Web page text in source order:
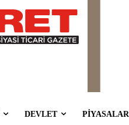
DEVLET PİYASALAR